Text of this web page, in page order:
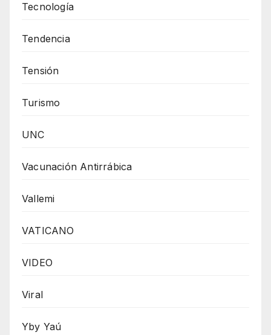
Tecnología
Tendencia
Tensión
Turismo
UNC
Vacunación Antirrábica
Vallemi
VATICANO
VIDEO
Viral
Yby Yaú